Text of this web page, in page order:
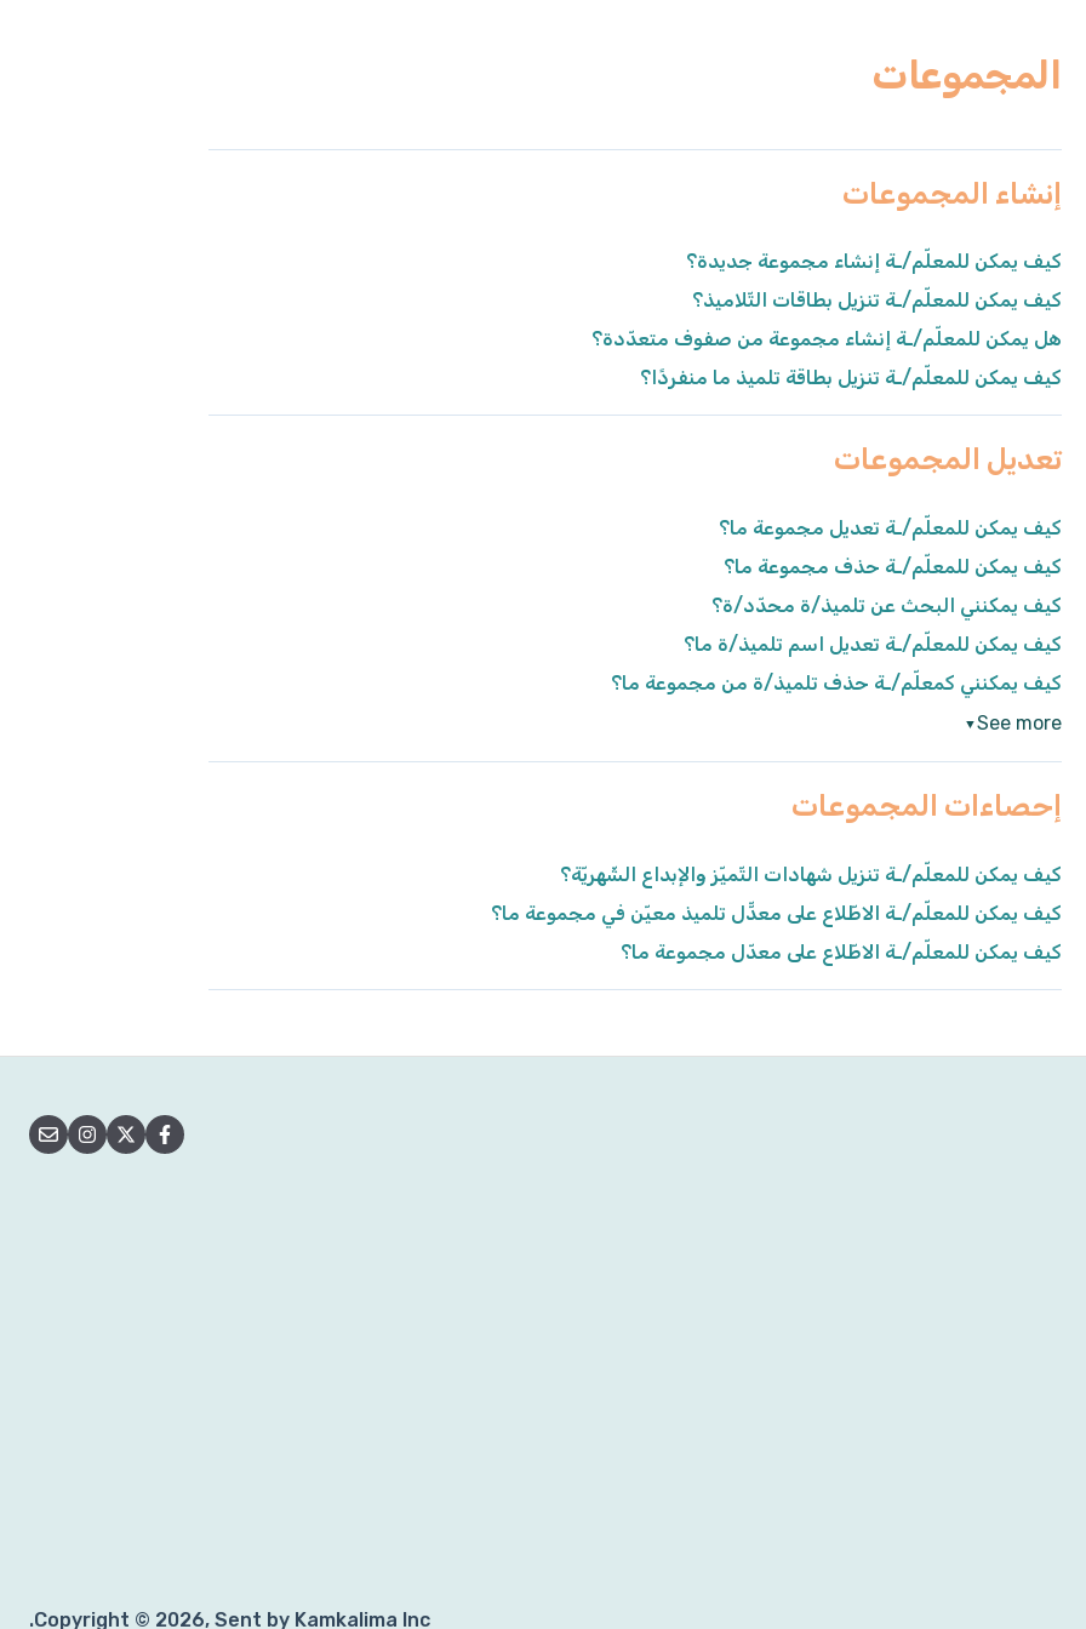
المجموعات
إنشاء المجموعات
كيف يمكن للمعلّم/ـة إنشاء مجموعة جديدة؟
كيف يمكن للمعلّم/ـة تنزيل بطاقات التّلاميذ؟
هل يمكن للمعلّم/ـة إنشاء مجموعة من صفوف متعدّدة؟
كيف يمكن للمعلّم/ـة تنزيل بطاقة تلميذ ما منفردًا؟
تعديل المجموعات
كيف يمكن للمعلّم/ـة تعديل مجموعة ما؟
كيف يمكن للمعلّم/ـة حذف مجموعة ما؟
كيف يمكنني البحث عن تلميذ/ة محدّد/ة؟
كيف يمكن للمعلّم/ـة تعديل اسم تلميذ/ة ما؟
كيف يمكنني كمعلّم/ـة حذف تلميذ/ة من مجموعة ما؟
See more
▼
إحصاءات المجموعات
كيف يمكن للمعلّم/ـة تنزيل شهادات التّميّز والإبداع الشّهريّة؟
كيف يمكن للمعلّم/ـة الاطّلاع على معدّّل تلميذ معيّن في مجموعة ما؟
كيف يمكن للمعلّم/ـة الاطّلاع على معدّل مجموعة ما؟
Copyright © 2026, Sent by Kamkalima Inc.